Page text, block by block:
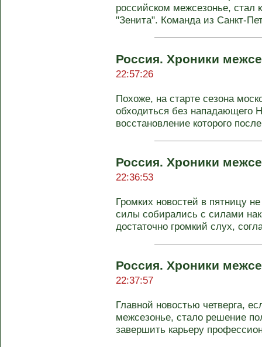
российском межсезонье, стал
"Зенита". Команда из Санкт-
Россия. Хроники
22:57:26
Похоже, на старте сезона
обходиться без нападающего
восстановление которого
Россия. Хроники
22:36:53
Громких новостей в пятницу
силы собирались с силами
достаточно громкий слух,
Россия. Хроники
22:37:57
Главной новостью четверга,
межсезонье, стало решение
завершить карьеру